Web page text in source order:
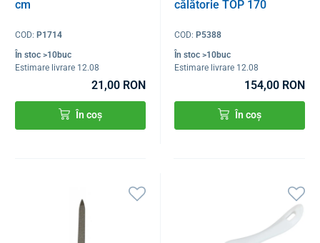
cm
COD: P1714
În stoc >10buc
Estimare livrare 12.08
21,00 RON
În coș
călătorie TOP 170
COD:P5388
În stoc >10buc
Estimare livrare 12.08
154,00 RON
În coș